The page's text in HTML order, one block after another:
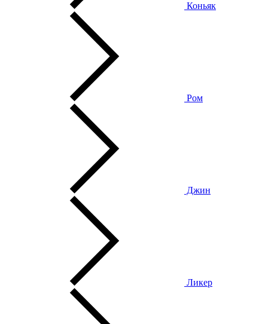
Коньяк
Ром
Джин
Ликер